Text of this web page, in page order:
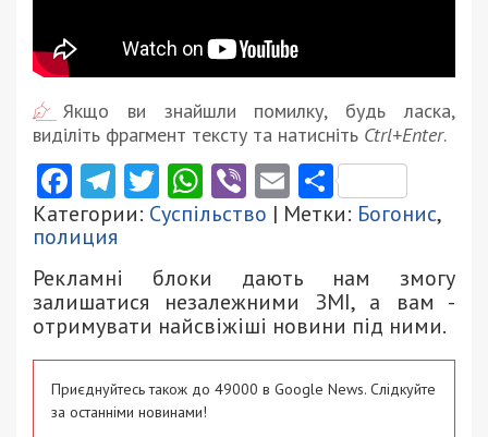
Якщо ви знайшли помилку, будь ласка,
виділіть фрагмент тексту та натисніть Ctrl+Enter.
Facebook
Telegram
Twitter
WhatsApp
ViberEmail
Категории: Суспільство | Метки: Богонис,
полиция
Рекламні блоки дають нам змогу
залишатися незалежними ЗМІ, а вам -
отримувати найсвіжіші новини під ними.
Приєднуйтесь також до 49000 в Google News. Слідкуйте
за останніми новинами!